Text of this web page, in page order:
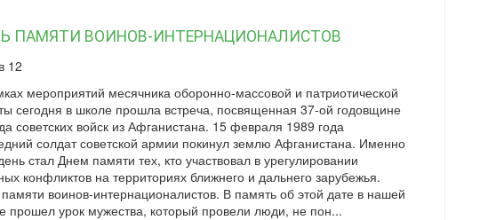
ПАМЯТИ ВОИНОВ-ИНТЕРНАЦИОНАЛИСТОВ
12
мероприятий месячника оборонно-массовой и патриотической
сегодня в школе прошла встреча, посвященная 37-ой годовщине
советских войск из Афганистана. 15 февраля 1989 года
солдат советской армии покинул землю Афганистана. Именно
стал Днем памяти тех, кто участвовал в урегулировании
конфликтов на территориях ближнего и дальнего зарубежья.
воинов-интернационалистов. В память об этой дате в нашей
прошел урок мужества, который провели люди, не пон...